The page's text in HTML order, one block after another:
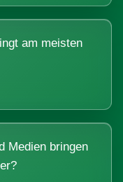
am meisten
Medien bringen